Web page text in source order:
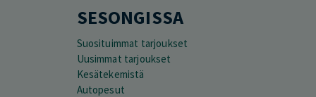
SESONGISSA
Suosituimmat tarjoukset
Uusimmat tarjoukset
Kesätekemistä
Autopesut